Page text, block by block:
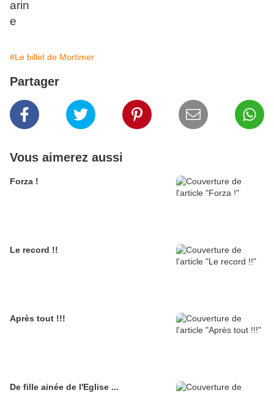
#Le billet de Mortimer
Partager
Vous aimerez aussi
Forza !
Le record !!
Après tout !!!
De fille ainée de l'Eglise ...